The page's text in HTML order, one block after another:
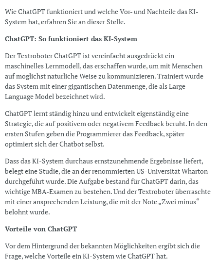
Wie ChatGPT funktioniert und welche Vor- und Nachteile das KI-
System hat, erfahren Sie an dieser Stelle.
ChatGPT: So funktioniert das KI-System
Der Textroboter ChatGPT ist vereinfacht ausgedrückt ein
maschinelles Lernmodell, das erschaffen wurde, um mit Menschen
auf möglichst natürliche Weise zu kommunizieren. Trainiert wurde
das System mit einer gigantischen Datenmenge, die als Large
Language Model bezeichnet wird.
ChatGPT lernt ständig hinzu und entwickelt eigenständig eine
Strategie, die auf positivem oder negativem Feedback beruht. In den
ersten Stufen geben die Programmierer das Feedback, später
optimiert sich der Chatbot selbst.
Dass das KI-System durchaus ernstzunehmende Ergebnisse liefert,
belegt eine Studie, die an der renommierten US-Universität Wharton
durchgeführt wurde. Die Aufgabe bestand für ChatGPT darin, das
wichtige MBA-Examen zu bestehen. Und der Textroboter überraschte
mit einer ansprechenden Leistung, die mit der Note „Zwei minus“
belohnt wurde.
Vorteile von ChatGPT
Vor dem Hintergrund der bekannten Möglichkeiten ergibt sich die
Frage, welche Vorteile ein KI-System wie ChatGPT hat.